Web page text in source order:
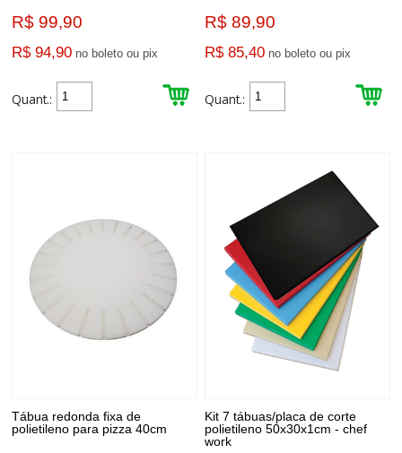
R$ 99,90
R$ 94,90 no boleto ou pix
Quant.:
R$ 89,90
R$ 85,40 no boleto ou pix
Quant.:
Tábua redonda fixa de
polietileno para pizza 40cm
Kit 7 tábuas/placa de corte
polietileno 50x30x1cm - chef
work